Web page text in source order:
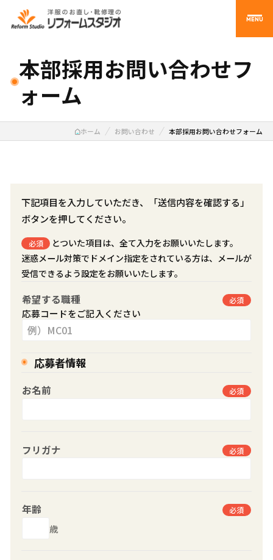
MENU
本部採用お問い合わせフ
ォーム
ホーム お問い合わせ 本部採用お問い合わせフォーム
下記項目を入力していただき、「送信内容を確認する」
ボタンを押してください。
必須
とついた項目は、全て入力をお願いいたします。
迷惑メール対策でドメイン指定をされている方は、メールが
受信できるよう設定をお願いいたします。
希望する職種 必須
応募コードをご記入ください
応募者情報
お名前 必須
フリガナ 必須
年齢 必須
歳